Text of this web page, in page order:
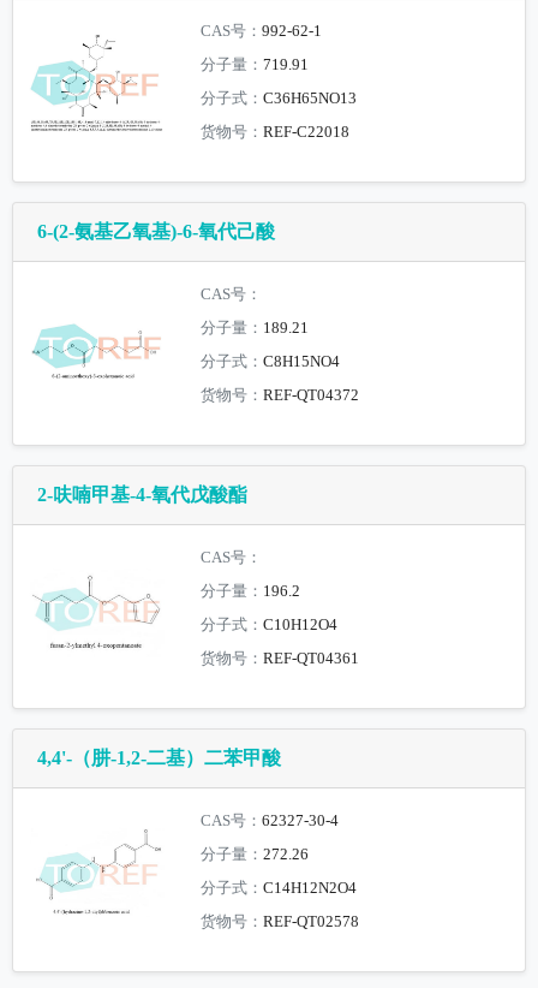
CAS号：992-62-1
分子量：719.91
分子式：C36H65NO13
货物号：REF-C22018
6-(2-氨基乙氧基)-6-氧代己酸
CAS号：
分子量： 189.21
分子式：C8H15NO4
货物号：REF-QT04372
2-呋喃甲基-4-氧代戊酸酯
CAS号：
分子量： 196.2
分子式：C10H12O4
货物号：REF-QT04361
4,4'-（肼-1,2-二基）二苯甲酸
CAS号：62327-30-4
分子量：272.26
分子式：C14H12N2O4
货物号：REF-QT02578